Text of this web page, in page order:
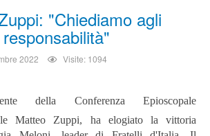
"Chiediamo agli
2022 Visite: 1094
della Conferenza Epioscopale
Matteo Zuppi, ha elogiato la vittoria